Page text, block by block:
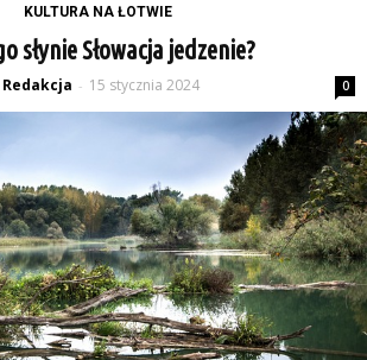
KULTURA NA ŁOTWIE
słynie Słowacja jedzenie?
Redakcja - 15 stycznia 2024 0